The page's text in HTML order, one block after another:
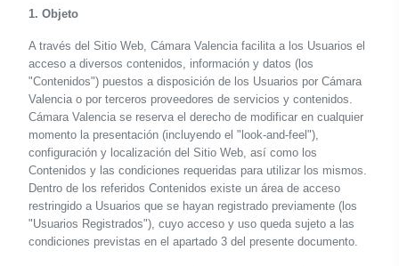
1. Objeto
A través del Sitio Web, Cámara Valencia facilita a los Usuarios el
acceso a diversos contenidos, información y datos (los
"Contenidos") puestos a disposición de los Usuarios por Cámara
Valencia o por terceros proveedores de servicios y contenidos.
Cámara Valencia se reserva el derecho de modificar en cualquier
momento la presentación (incluyendo el "look-and-feel"),
configuración y localización del Sitio Web, así como los
Contenidos y las condiciones requeridas para utilizar los mismos.
Dentro de los referidos Contenidos existe un área de acceso
restringido a Usuarios que se hayan registrado previamente (los
"Usuarios Registrados"), cuyo acceso y uso queda sujeto a las
condiciones previstas en el apartado 3 del presente documento.